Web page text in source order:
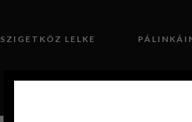
SZIGETKÖZ LELKE